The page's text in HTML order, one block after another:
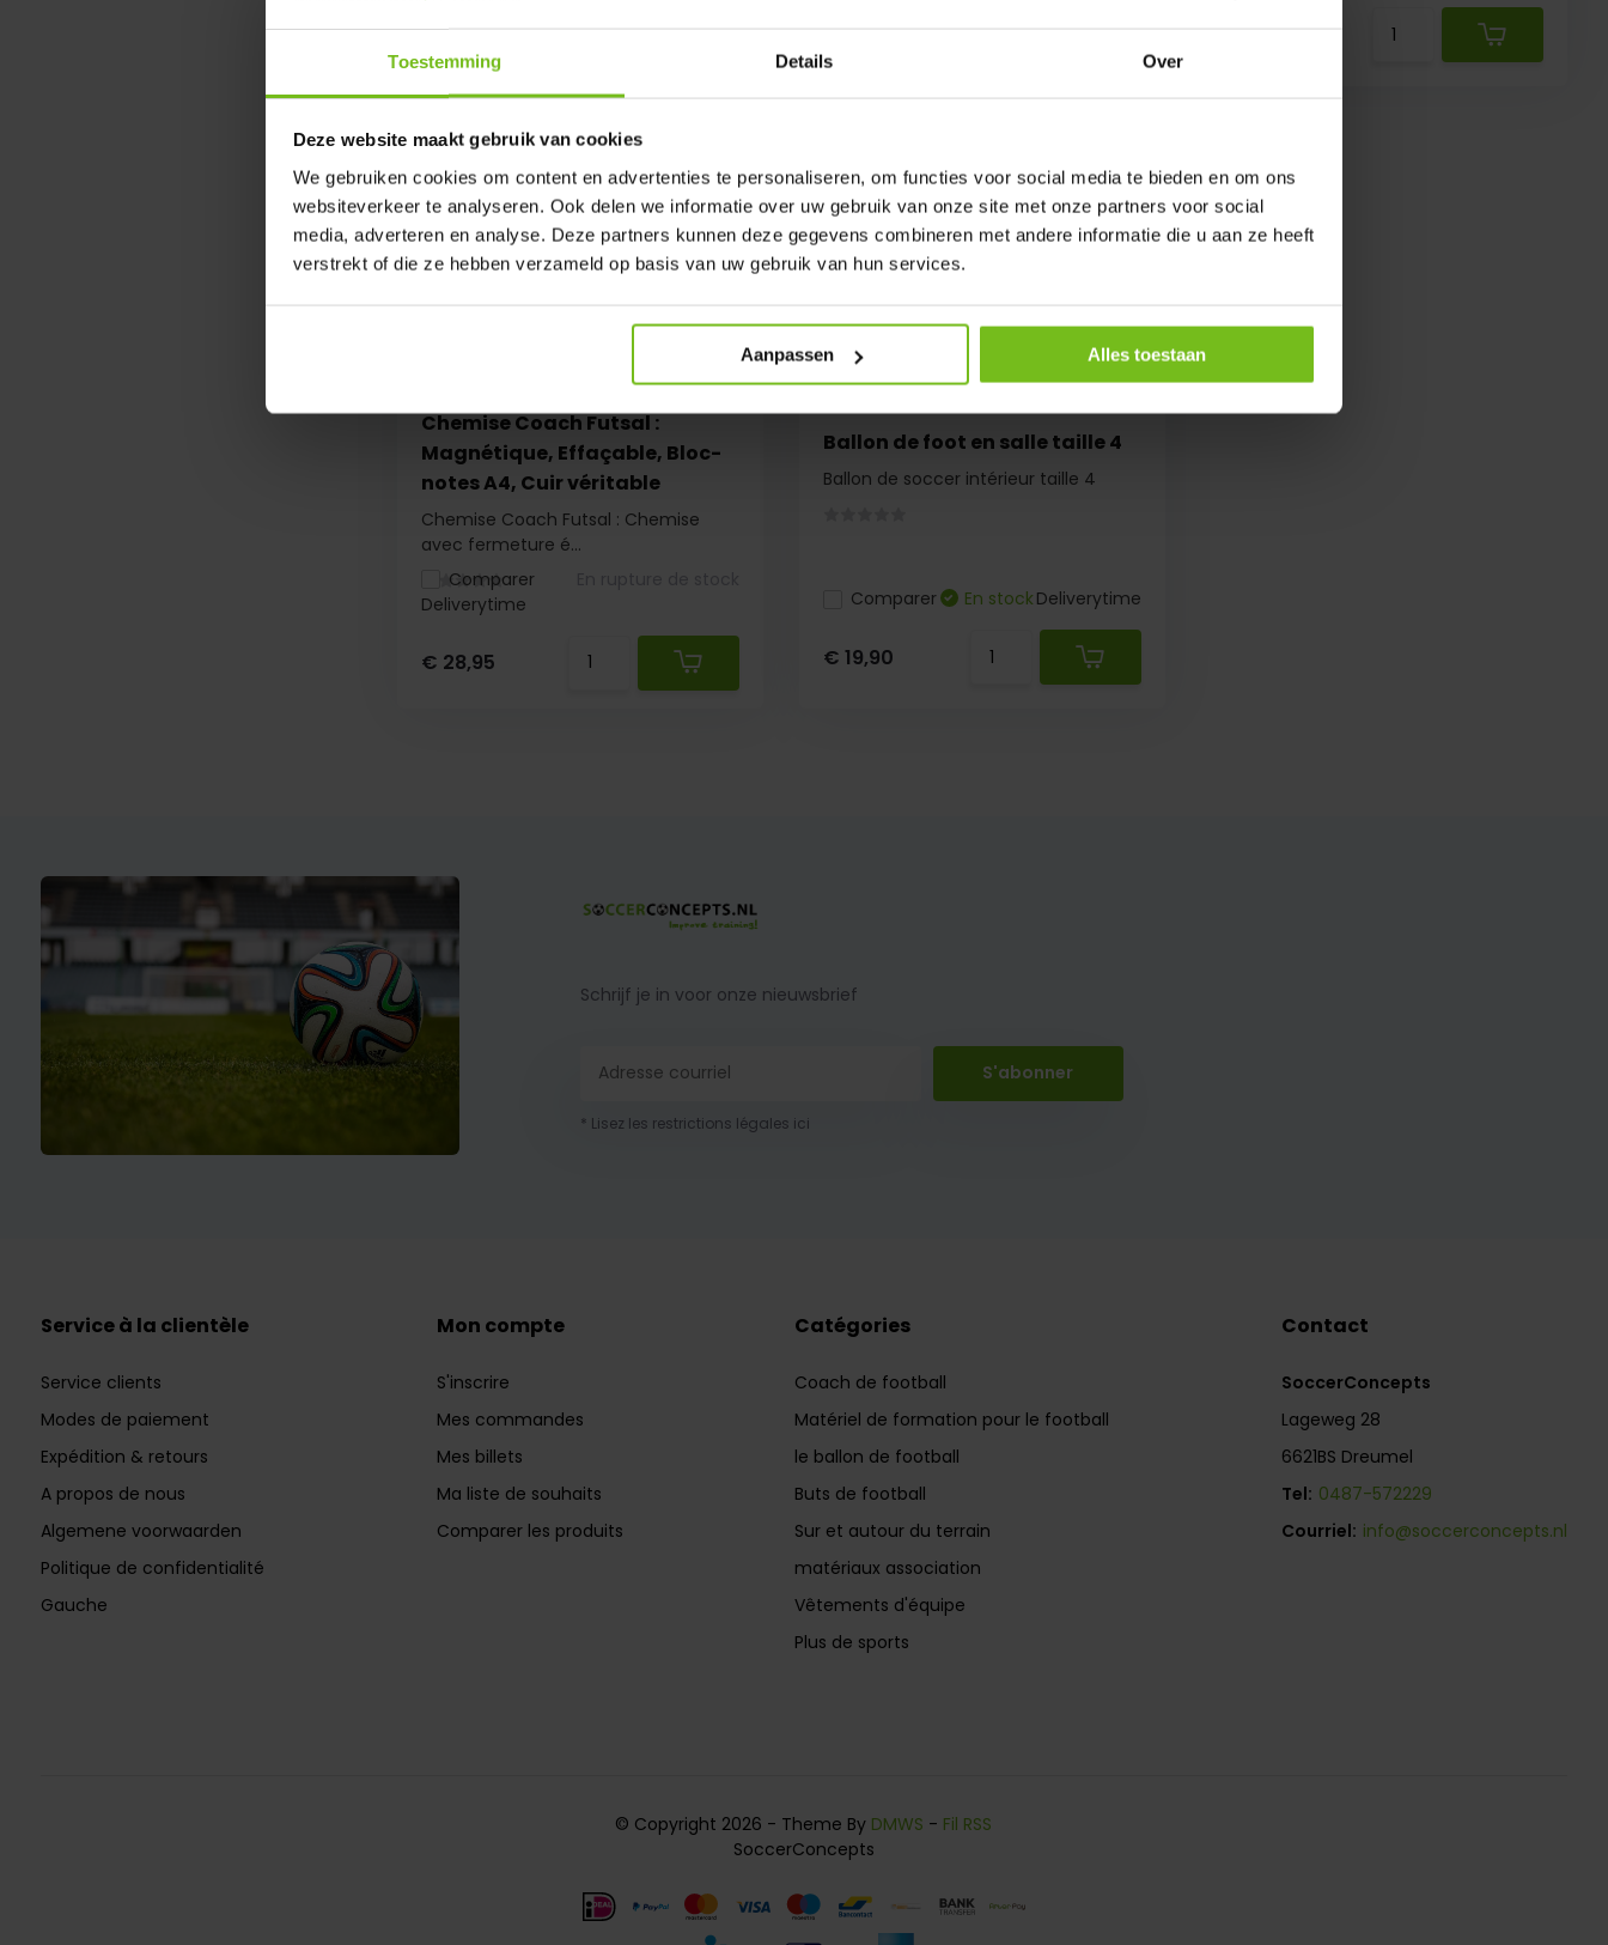
Toestemming Details Over
Deze website maakt gebruik van cookies
We gebruiken cookies om content en advertenties te personaliseren, om functies voor social media te bieden en om ons
websiteverkeer te analyseren. Ook delen we informatie over uw gebruik van onze site met onze partners voor social
media, adverteren en analyse. Deze partners kunnen deze gegevens combineren met andere informatie die u aan ze heeft
verstrekt of die ze hebben verzameld op basis van uw gebruik van hun services.
Aanpassen Alles toestaan
€ 72,95 € 69,50
Chemise Coach Futsal :
Magnétique, Effaçable, Bloc-
notes A4, Cuir véritable
Chemise Coach Futsal : Chemise
avec fermeture é...
Comparer
Deliverytime
€ 28,95
Ballon de foot en salle taille 4
Ballon de soccer intérieur taille 4
Comparer En stock Deliverytime
€ 19,90
Schrijf je in voor onze nieuwsbrief
S'abonner
* Lisez les restrictions légales ici
Service à la clientèle
Service clients
Modes de paiement
Expédition & retours
A propos de nous
Algemene voorwaarden
Politique de confidentialité
Gauche
Mon compte
S'inscrire
Mes commandes
Mes billets
Ma liste de souhaits
Comparer les produits
Catégories
Coach de football
Matériel de formation pour le football
le ballon de football
Buts de football
Sur et autour du terrain
matériaux association
Vêtements d'équipe
Plus de sports
Contact
SoccerConcepts
Lageweg 28
6621BS Dreumel
Tel: 0487-572229
Courriel: info@soccerconcepts.nl
© Copyright 2026 - Theme By DMWS - Fil RSS
SoccerConcepts